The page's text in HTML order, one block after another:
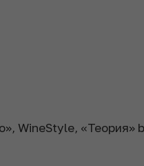
WineStyle, «Теория»